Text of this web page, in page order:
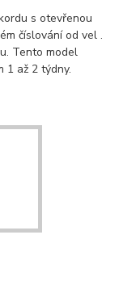
s otevřenou
číslování od vel .
Tento model
1 až 2 týdny.